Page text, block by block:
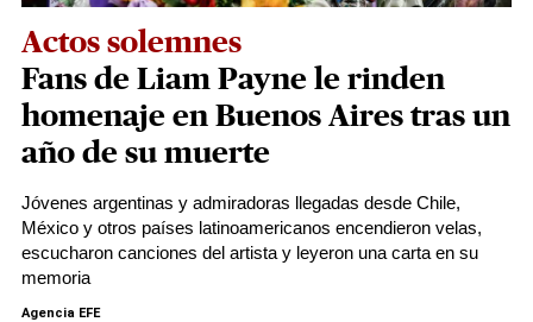
Actos solemnes
Fans de Liam Payne le rinden
homenaje en Buenos Aires tras un
año de su muerte
Jóvenes argentinas y admiradoras llegadas desde Chile,
México y otros países latinoamericanos encendieron velas,
escucharon canciones del artista y leyeron una carta en su
memoria
Agencia EFE